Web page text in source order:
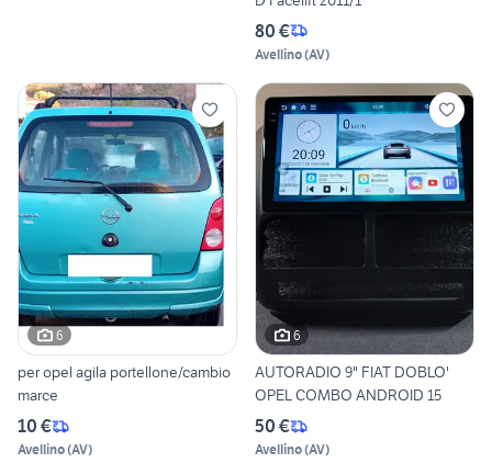
80 €
Avellino(AV)
6
per opel agila portellone/cambio
marce
10 €
Avellino(AV)
6
AUTORADIO 9" FIAT DOBLO'
OPEL COMBO ANDROID 15
50 €
Avellino(AV)